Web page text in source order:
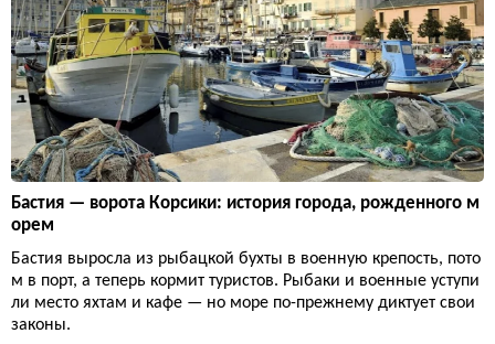
Бастия — ворота Корсики: история города, рожденного м
орем
Бастия выросла из рыбацкой бухты в военную крепость, пото
м в порт, а теперь кормит туристов. Рыбаки и военные уступи
ли место яхтам и кафе — но море по-прежнему диктует свои
законы.